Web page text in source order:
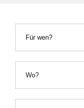
Für wen?
Wo?